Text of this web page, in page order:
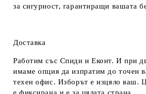
за сигурност, гарантиращи вашата
Доставка
Работим със Спиди и Еконт. И при
имаме опция да изпратим до точен
техен офис. Изборът е изцяло ваш.